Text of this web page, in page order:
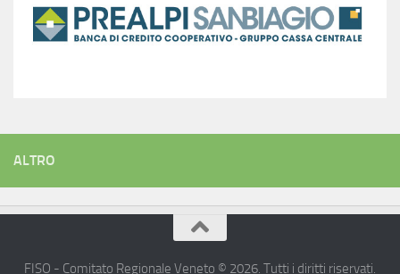
ALTRO
FISO - Comitato Regionale Veneto © 2026. Tutti i diritti riservati.